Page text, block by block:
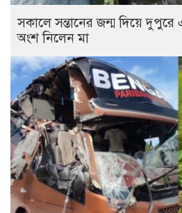
সকালে সন্তানের জন্ম দিয়ে
অংশ নিলেন মা